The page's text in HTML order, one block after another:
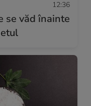
12:36
se văd înainte